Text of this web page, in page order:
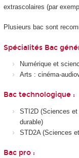
extrascolaires (par
Plusieurs bac sont
Spécialités Bac
Numérique et
Arts : cinéma-
Bac technologique :
STI2D (Sciences et
durable)
STD2A (Sciences
Bac pro :